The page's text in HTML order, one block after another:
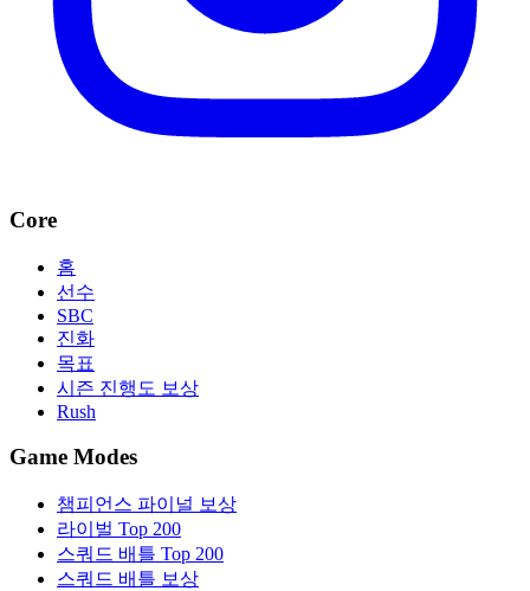
Core
홈
선수
SBC
진화
목표
시즌 진행도 보상
Rush
Game Modes
챔피언스 파이널 보상
라이벌 Top 200
스쿼드 배틀 Top 200
스쿼드 배틀 보상